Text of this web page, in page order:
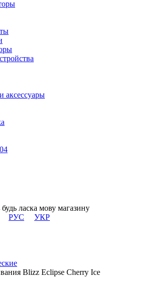
аксессуары
будь ласка мову магазину
РУС
УКР
Blizz Eclipse Cherry Ice